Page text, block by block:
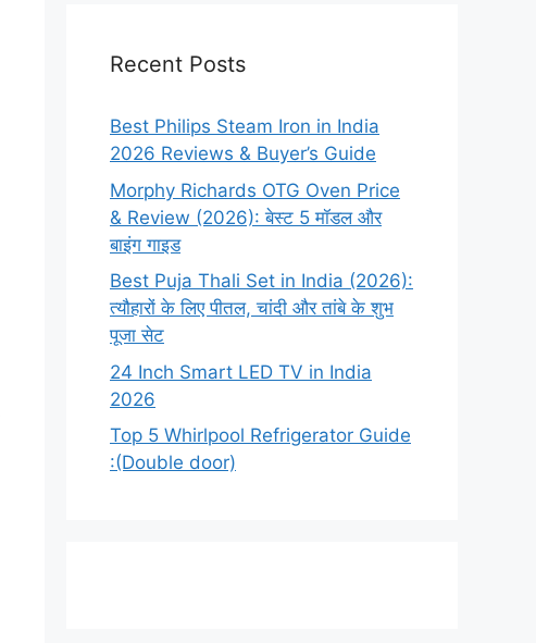
Recent Posts
Best Philips Steam Iron in India
2026 Reviews & Buyer’s Guide
Morphy Richards OTG Oven Price
& Review (2026): बेस्ट 5 मॉडल और
बाइंग गाइड
Best Puja Thali Set in India (2026):
त्यौहारों के लिए पीतल, चांदी और तांबे के शुभ
पूजा सेट
24 Inch Smart LED TV in India
2026
Top 5 Whirlpool Refrigerator Guide
:(Double door)